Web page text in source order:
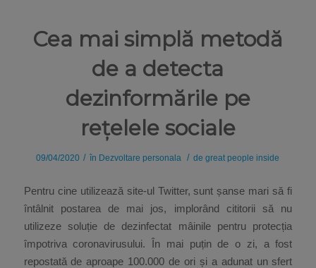
Cea mai simplă metodă
de a detecta
dezinformările pe
rețelele sociale
09/04/2020 / în Dezvoltare personala / degreat people inside
Pentru cine utilizează site-ul Twitter, sunt șanse mari să fi
întâlnit postarea de mai jos, implorând cititorii să nu
utilizeze soluție de dezinfectat mâinile pentru protecția
împotriva coronavirusului. În mai puțin de o zi, a fost
repostată de aproape 100.000 de ori și a adunat un sfert